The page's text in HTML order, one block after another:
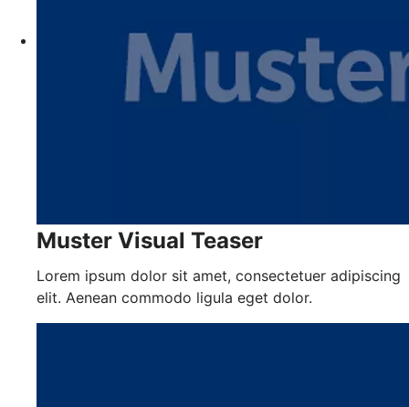
Muster Visual Teaser
Lorem ipsum dolor sit amet, consectetuer adipiscing
elit. Aenean commodo ligula eget dolor.